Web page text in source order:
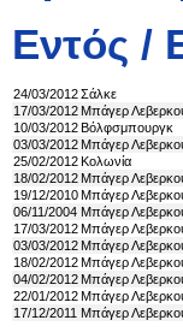
Εντός /
24/03/2012Σάλκε
17/03/2012 Μπάγερ
10/03/2012 Βόλφσμπουργκ
03/03/2012 Μπάγερ
25/02/2012 Κολωνία
18/02/2012 Μπάγερ
19/12/2010 Μπάγερ
06/11/2004 Μπάγερ
17/03/2012 Μπάγερ
03/03/2012 Μπάγερ
18/02/2012 Μπάγερ
04/02/2012 Μπάγερ
22/01/2012 Μπάγερ
17/12/2011 Μπάγερ